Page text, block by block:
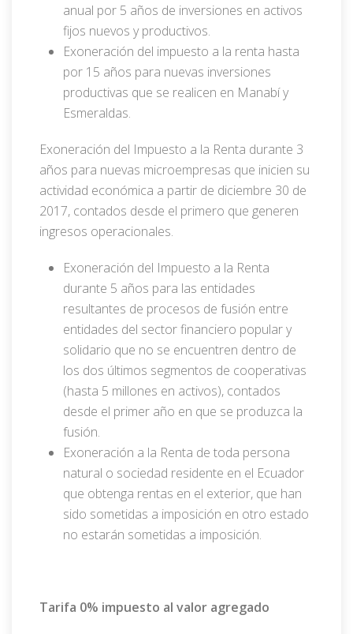
anual por 5 años de inversiones en activos
fijos nuevos y productivos.
Exoneración del impuesto a la renta hasta
por 15 años para nuevas inversiones
productivas que se realicen en Manabí y
Esmeraldas.
Exoneración del Impuesto a la Renta durante 3
años para nuevas microempresas que inicien su
actividad económica a partir de diciembre 30 de
2017, contados desde el primero que generen
ingresos operacionales.
Exoneración del Impuesto a la Renta
durante 5 años para las entidades
resultantes de procesos de fusión entre
entidades del sector financiero popular y
solidario que no se encuentren dentro de
los dos últimos segmentos de cooperativas
(hasta 5 millones en activos), contados
desde el primer año en que se produzca la
fusión.
Exoneración a la Renta de toda persona
natural o sociedad residente en el Ecuador
que obtenga rentas en el exterior, que han
sido sometidas a imposición en otro estado
no estarán sometidas a imposición.
Tarifa 0% impuesto al valor agregado